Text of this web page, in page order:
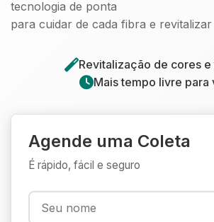
tecnologia de ponta
para cuidar de cada fibra e revitalizar
Revitalização de cores
Mais tempo livre para
Agende uma Coleta
É rápido, fácil e seguro